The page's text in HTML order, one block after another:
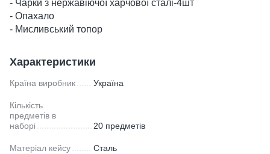
- Чарки з нержавіючої харчової сталі-4шт
- Опахало
- Мисливський топор
Характеристики
Країна виробник Україна
Кількість
предметів в
наборі
20 предметів
Матеріал кейсу Сталь